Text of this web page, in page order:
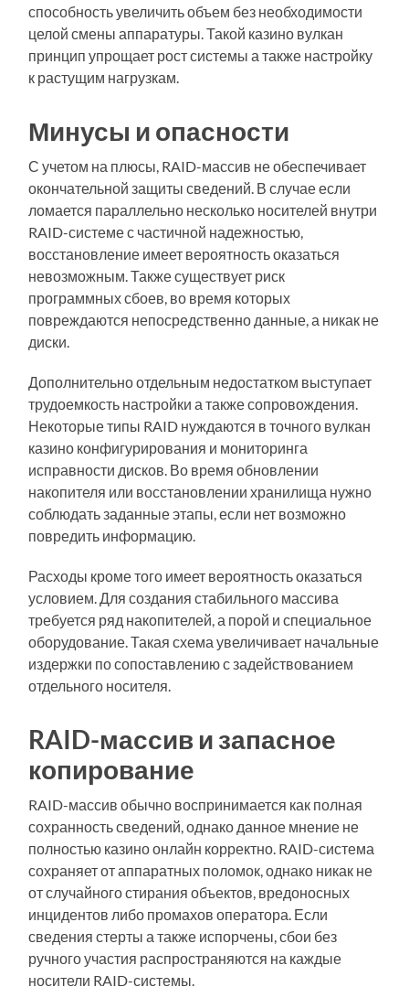
способность увеличить объем без необходимости
целой смены аппаратуры. Такой казино вулкан
принцип упрощает рост системы а также настройку
к растущим нагрузкам.
Минусы и опасности
С учетом на плюсы, RAID-массив не обеспечивает
окончательной защиты сведений. В случае если
ломается параллельно несколько носителей внутри
RAID-системе с частичной надежностью,
восстановление имеет вероятность оказаться
невозможным. Также существует риск
программных сбоев, во время которых
повреждаются непосредственно данные, а никак не
диски.
Дополнительно отдельным недостатком выступает
трудоемкость настройки а также сопровождения.
Некоторые типы RAID нуждаются в точного вулкан
казино конфигурирования и мониторинга
исправности дисков. Во время обновлении
накопителя или восстановлении хранилища нужно
соблюдать заданные этапы, если нет возможно
повредить информацию.
Расходы кроме того имеет вероятность оказаться
условием. Для создания стабильного массива
требуется ряд накопителей, а порой и специальное
оборудование. Такая схема увеличивает начальные
издержки по сопоставлению с задействованием
отдельного носителя.
RAID-массив и запасное
копирование
RAID-массив обычно воспринимается как полная
сохранность сведений, однако данное мнение не
полностью казино онлайн корректно. RAID-система
сохраняет от аппаратных поломок, однако никак не
от случайного стирания объектов, вредоносных
инцидентов либо промахов оператора. Если
сведения стерты а также испорчены, сбои без
ручного участия распространяются на каждые
носители RAID-системы.